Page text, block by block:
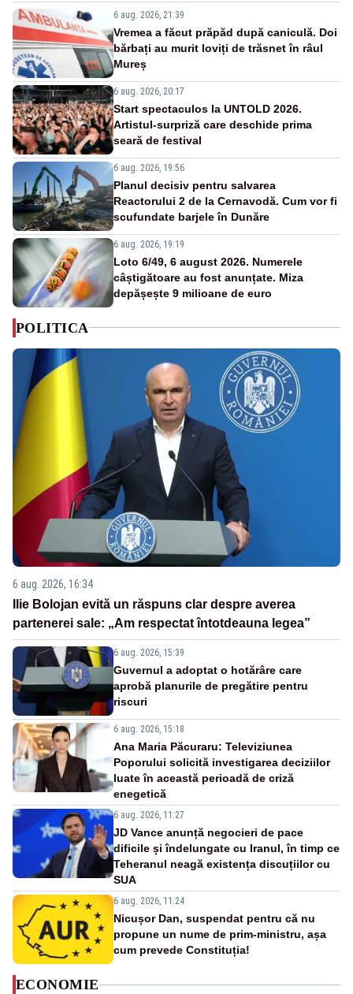
6 aug. 2026, 21:39
Vremea a făcut prăpăd după caniculă. Doi
bărbați au murit loviți de trăsnet în râul
Mureș
6 aug. 2026, 20:17
Start spectaculos la UNTOLD 2026.
Artistul-surpriză care deschide prima
seară de festival
6 aug. 2026, 19:56
Planul decisiv pentru salvarea
Reactorului 2 de la Cernavodă. Cum vor fi
scufundate barjele în Dunăre
6 aug. 2026, 19:19
Loto 6/49, 6 august 2026. Numerele
câștigătoare au fost anunțate. Miza
depășește 9 milioane de euro
POLITICA
6 aug. 2026, 16:34
Ilie Bolojan evită un răspuns clar despre averea
partenerei sale: „Am respectat întotdeauna legea”
6 aug. 2026, 15:39
Guvernul a adoptat o hotărâre care
aprobă planurile de pregătire pentru
riscuri
6 aug. 2026, 15:18
Ana Maria Păcuraru: Televiziunea
Poporului solicită investigarea deciziilor
luate în această perioadă de criză
enegetică
6 aug. 2026, 11:27
JD Vance anunță negocieri de pace
dificile și îndelungate cu Iranul, în timp ce
Teheranul neagă existența discuțiilor cu
SUA
6 aug. 2026, 11:24
Nicușor Dan, suspendat pentru că nu
propune un nume de prim-ministru, așa
cum prevede Constituția!
ECONOMIE